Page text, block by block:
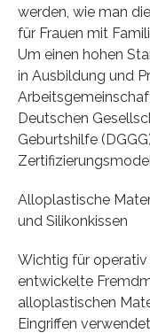
werden, wie man
für Frauen mit
Um einen hohen
in Ausbildung und
Deutschen
Geburtshilfe
Alloplastische
und Silikonkissen
Wichtig für
entwickelte
alloplastischen
Eingriffen